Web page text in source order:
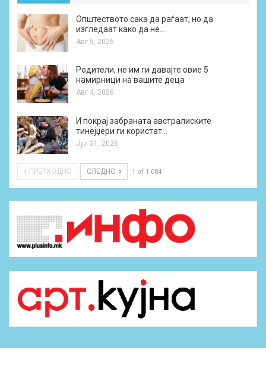
Општеството сака да раѓаат, но да
изгледаат како да не…
Авг 5, 2026
Родители, не им ги давајте овие 5
намирници на вашите деца
Авг 4, 2026
И покрај забраната австралиските
тинејџери ги користат…
Јул 31, 2026
ПРЕТХОДНО СЛЕДНО 1 of 1.084